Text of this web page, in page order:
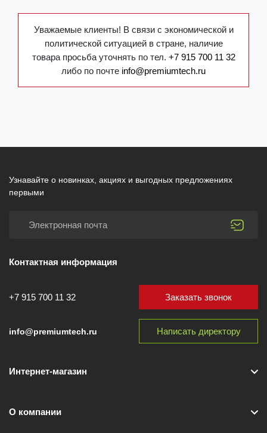
Уважаемые клиенты! В связи с экономической и
политической ситуацией в стране, наличие
товара просьба уточнять по тел. +7 915 700 11 32
либо по почте info@premiumtech.ru
Узнавайте о новинках, акциях и выгодных предложениях
первыми
Контактная информация
+7 915 700 11 32
info@premiumtech.ru
Заказать звонок
Написать директору
Интернет-магазин
О компании